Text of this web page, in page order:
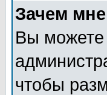
Зачем
Вы можете
чтобы